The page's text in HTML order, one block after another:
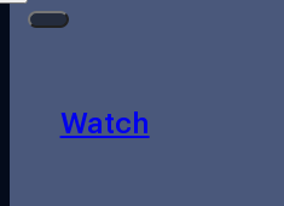
Watch